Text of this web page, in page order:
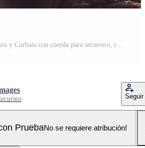
Seguir
PruebaNo se requiere atribución!